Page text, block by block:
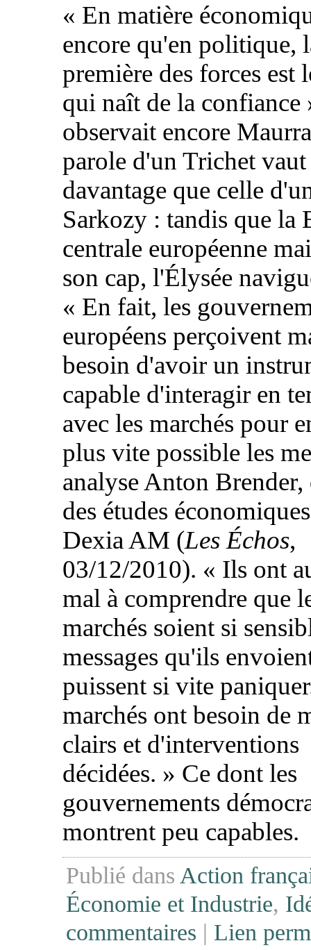
« En matière
encore qu'en politique,
première des forces est
qui naît de la confiance
observait encore
parole d'un Trichet vaut
davantage que celle
Sarkozy : tandis que la
centrale européenne
son cap, l'Élysée
« En fait, les
européens perçoivent
besoin d'avoir un
capable d'interagir en
avec les marchés pour
plus vite possible les
analyse Anton
des études
Dexia AM (Les Échos,
03/12/2010). « Ils ont
mal à comprendre que
marchés soient si
messages qu'ils
puissent si vite
marchés ont besoin de
clairs et d'interventions
décidées. » Ce dont les
gouvernements
montrent peu capables.
Publié dans Action
Économie et Industrie,
commentaires | Lien